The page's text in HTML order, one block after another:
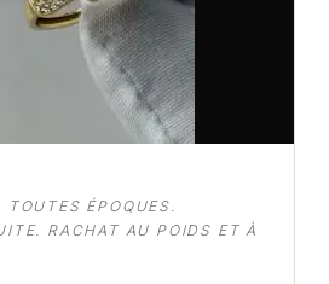
ÉPOQUES.
RACHAT AU POIDS ET À